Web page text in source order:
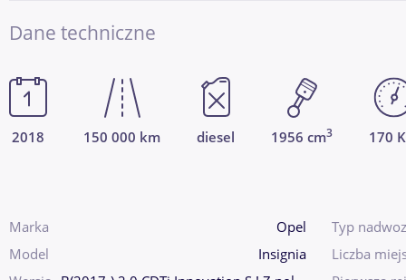
Dane techniczne
2018 150 000 km diesel 1956 cm3 170
Marka
Opel
Model
Insignia
Typ
Liczba